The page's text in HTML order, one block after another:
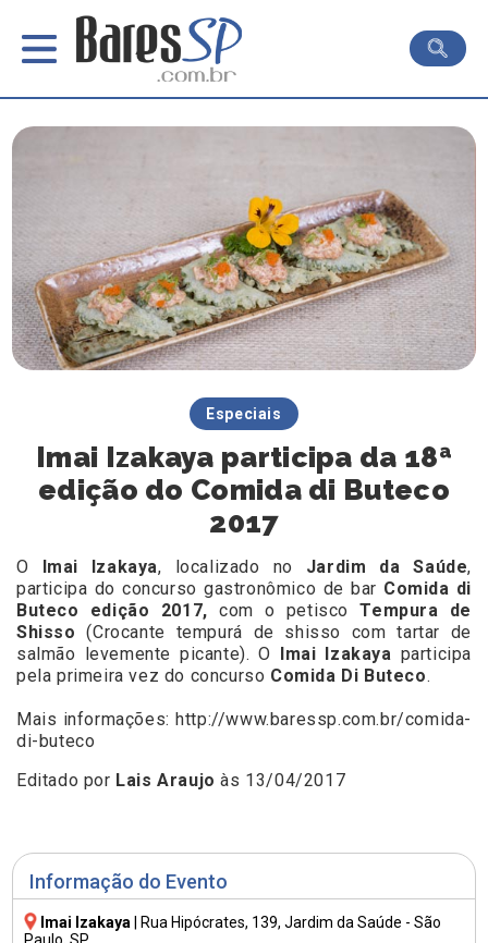
Informação do Evento
Imai Izakaya Rua Hipócrates, 139, Jardim da Saúde - São
Especiais
Imai Izakaya participa da 18ª
edição do Comida di Buteco
2017
O Imai Izakaya, localizado no Jardim da Saúde,
participa do concurso gastronômico de bar Comida di
Buteco edição 2017, com o petiscoTempura de
Shisso (Crocante tempurá de shisso com tartar de
salmão levemente picante). O
Imai Izakaya participa
pela primeira vez do concurso Comida Di Buteco.
Mais informações: http://www.baressp.com.br/comida-
di-buteco
Editado por Lais Araujo às 13/04/2017